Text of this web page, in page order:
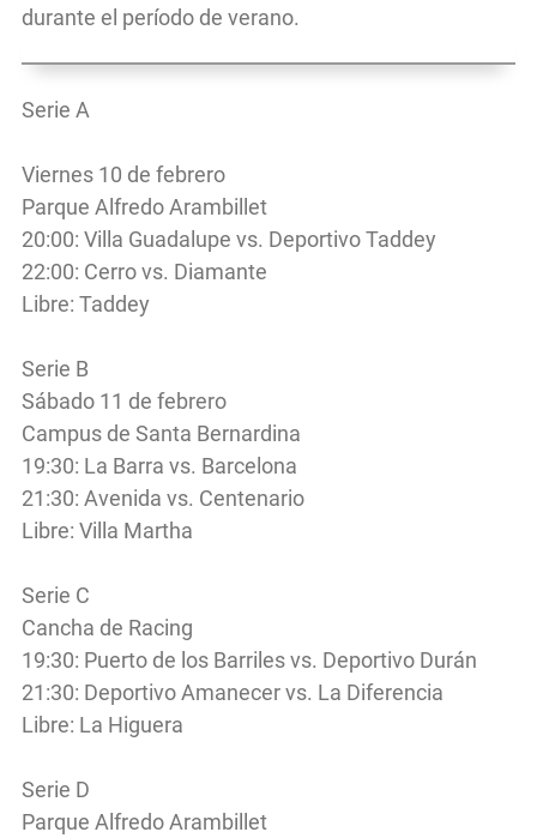
durante el período de verano.
Serie A
Viernes 10 de febrero
Parque Alfredo Arambillet
20:00: Villa Guadalupe vs. Deportivo Taddey
22:00: Cerro vs. Diamante
Libre: Taddey
Serie B
Sábado 11 de febrero
Campus de Santa Bernardina
19:30: La Barra vs. Barcelona
21:30: Avenida vs. Centenario
Libre: Villa Martha
Serie C
Cancha de Racing
19:30: Puerto de los Barriles vs. Deportivo Durán
21:30: Deportivo Amanecer vs. La Diferencia
Libre: La Higuera
Serie D
Parque Alfredo Arambillet